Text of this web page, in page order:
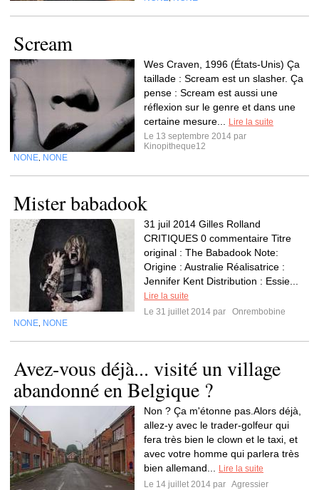
Scream
Wes Craven, 1996 (États-Unis) Ça
taillade : Scream est un slasher. Ça
pense : Scream est aussi une
réflexion sur le genre et dans une
certaine mesure...
Lire la suite
Le 13 septembre 2014 par
Kinopitheque12
NONE NONE
Mister babadook
31 juil 2014 Gilles Rolland
CRITIQUES 0 commentaire Titre
original : The Babadook Note:
Origine : Australie Réalisatrice :
Jennifer Kent Distribution : Essie...
Lire la suite
Le 31 juillet 2014 par
Onrembobine
NONE NONE
Avez-vous déjà... visité un village
abandonné en Belgique ?
Non ? Ça m'étonne pas.Alors déjà,
allez-y avec le trader-golfeur qui
fera très bien le clown et le taxi, et
avec votre homme qui parlera très
bien allemand...
Lire la suite
Le 14 juillet 2014 par Agressier